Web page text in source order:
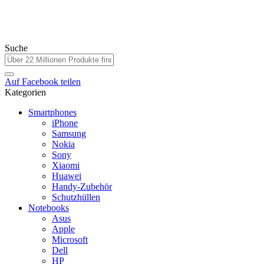
Suche
AufFacebook teilen
Kategorien
Smartphones
iPhone
Samsung
Nokia
Sony
Xiaomi
Huawei
Handy-Zubehör
Schutzhüllen
Notebooks
Asus
Apple
Microsoft
Dell
HP